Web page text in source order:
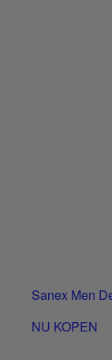
Sanex Men
NU KOPEN